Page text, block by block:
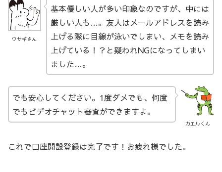
ウサギさん
基本優しい人が多い印象なのですが、中には
厳しい人も…。友人はメールアドレスを読み
上げる際に目線が泳いでしまい、メモを読み
上げている！？と疑われNGになってしまい
ました…。
カエルくん
でも安心してください。1度ダメでも、何度
でもビデオチャット審査ができますよ。
これで口座開設登録は完了です！お疲れ様でした。